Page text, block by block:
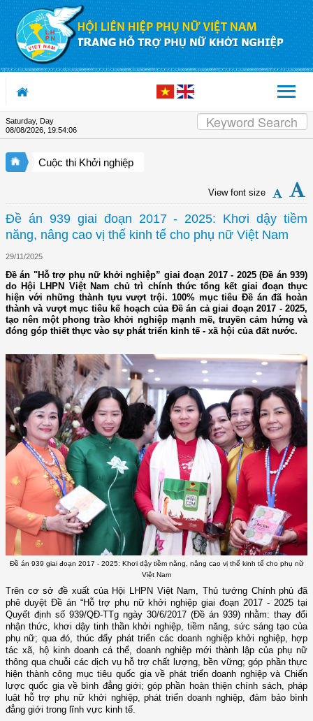
Skip to Content
Saturday, Day
08/08/2026 19:54:07
Cuộc thi Khởi nghiệp
View font size
Đề án 939 giai đoạn 2017 - 2025: Khơi dậy tiềm
năng, nâng cao vị thế kinh tế cho phụ nữ Việt Nam
29/11/2025
Đề án "Hỗ trợ phụ nữ khởi nghiệp” giai đoạn 2017 - 2025 (Đề án 939)
do Hội LHPN Việt Nam chủ trì chính thức tổng kết giai đoạn thực
hiện với những thành tựu vượt trội. 100% mục tiêu Đề án đã hoàn
thành và vượt mục tiêu kế hoạch của Đề án cả giai đoạn 2017 - 2025,
tạo nên một phong trào khởi nghiệp mạnh mẽ, truyền cảm hứng và
đóng góp thiết thực vào sự phát triển kinh tế - xã hội của đất nước.
Đề án 939 giai đoạn 2017 - 2025: Khơi dậy tiềm năng, nâng cao vị thế kinh tế cho phụ nữ
Việt Nam
Trên cơ sở đề xuất của Hội LHPN Việt Nam, Thủ tướng Chính phủ đã
phê duyệt Đề án “Hỗ trợ phụ nữ khởi nghiệp giai đoạn 2017 - 2025 tại
Quyết định số 939/QĐ-TTg ngày 30/6/2017 (Đề án 939) nhằm: thay đổi
nhận thức, khơi dậy tinh thần khởi nghiệp, tiềm năng, sức sáng tạo của
phụ nữ; qua đó, thúc đẩy phát triển các doanh nghiệp khởi nghiệp, hợp
tác xã, hộ kinh doanh cá thể, doanh nghiệp mới thành lập của phụ nữ
thông qua chuỗi các dịch vụ hỗ trợ chất lượng, bền vững; góp phần thực
hiện thành công mục tiêu quốc gia về phát triển doanh nghiệp và Chiến
lược quốc gia về bình đẳng giới; góp phần hoàn thiện chính sách, pháp
luật hỗ trợ phụ nữ khởi nghiệp, phát triển doanh nghiệp, đảm bảo bình
đẳng giới trong lĩnh vực kinh tế.